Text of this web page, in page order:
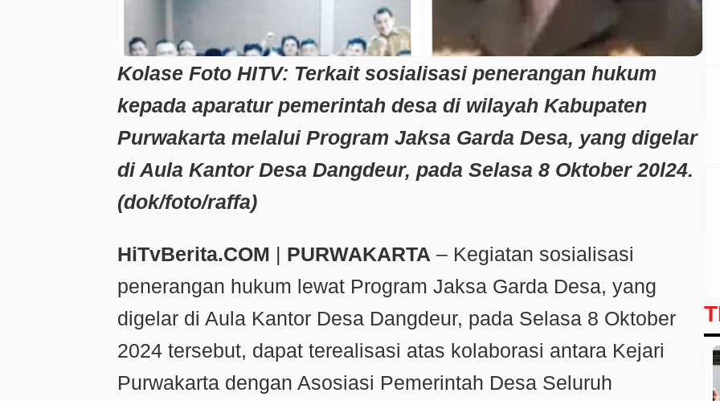
Kolase Foto HITV: Terkaitsosialisasi penerangan hukum
kepada aparatur pemerintah desa di wilayah Kabupaten
Purwakarta melalui Program Jaksa Garda Desa, yang digelar
di Aula Kantor Desa Dangdeur, pada Selasa 8 Oktober 20l24.
(dok/foto/raffa)
HiTvBerita.COM | PURWAKARTA – Kegiatan sosialisasi
penerangan hukum lewat Program Jaksa Garda Desa, yang
digelar di Aula Kantor Desa Dangdeur, pada Selasa 8 Oktober
2024 tersebut, dapat terealisasi atas kolaborasi antara Kejari
Purwakarta dengan Asosiasi Pemerintah Desa Seluruh